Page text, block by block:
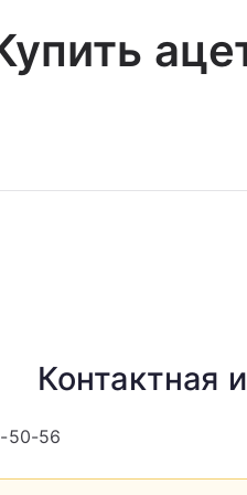
Контактная
50-56‬